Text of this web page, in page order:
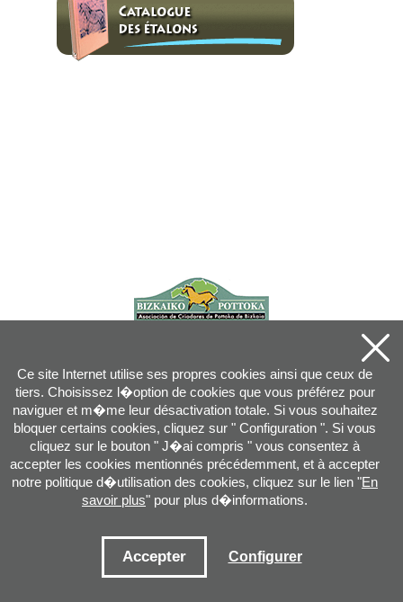
info@pottoka.info
Conditions d'Utilisation-Politique de Privacité-Politique des Cookies
Ce site Internet utilise ses propres cookies ainsi que ceux de
tiers. Choisissez l�option de cookies que vous préférez pour
naviguer et m�me leur désactivation totale. Si vous souhaitez
bloquer certains cookies, cliquez sur " Configuration ". Si vous
cliquez sur le bouton " J�ai compris " vous consentez à
accepter les cookies mentionnés précédemment, et à accepter
notre politique d�utilisation des cookies, cliquez sur le lien "En
savoir plus" pour plus d�informations.
Accepter Configurer